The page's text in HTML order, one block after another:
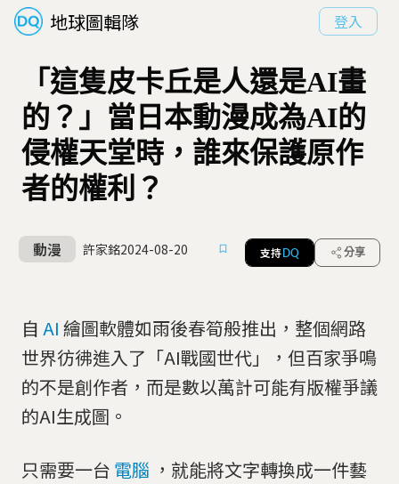
地球圖輯隊 登入
「這隻皮卡丘是人還是AI畫
的？」當日本動漫成為AI的
侵權天堂時，誰來保護原作
者的權利？
動漫 許家銘2024-08-20 支持 DQ 分享
自 AI 繪圖軟體如雨後春筍般推出，整個網路
世界彷彿進入了「AI戰國世代」，但百家爭鳴
的不是創作者，而是數以萬計可能有版權爭議
的AI生成圖。
只需要一台 電腦 ，就能將文字轉換成一件藝